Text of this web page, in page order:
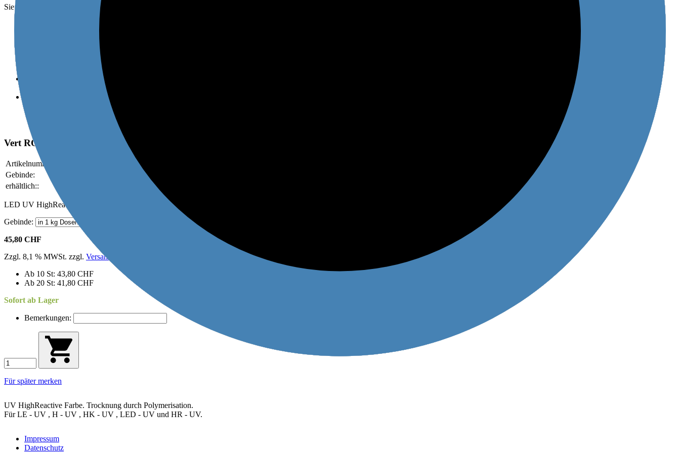
Sie sind hier:
FARBAUSMISCHUNGEN
Ozonfreie UV Trocknung
Vert ROLEX Text UV
Artikelnummer:
Gebinde:
erhältlich::
LED UV HighReactive
Gebinde:
45,80 CHF
Zzgl. 8,1 % MWSt. zzgl. Versand
Ab 10 St: 43,80 CHF
Ab 20 St: 41,80 CHF
Sofort ab Lager
Bemerkungen:
Für später merken
UV HighReactive Farbe. Trocknung durch Polymerisation.
Für LE - UV , H - UV , HK - UV , LED - UV und HR - UV.
Impressum
Datenschutz